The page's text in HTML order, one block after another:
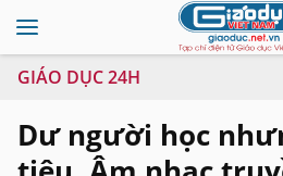
GIÁO DỤC 24H
Dư người học